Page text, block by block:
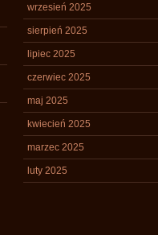
wrzesień 2025
sierpień 2025
lipiec 2025
czerwiec 2025
maj 2025
kwiecień 2025
marzec 2025
luty 2025